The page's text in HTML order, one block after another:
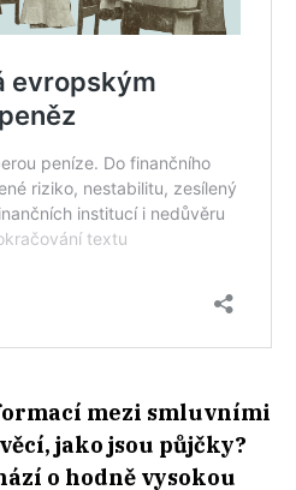
mezi smluvními
jako jsou půjčky?
o hodně vysokou